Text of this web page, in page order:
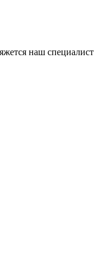
наш специалист